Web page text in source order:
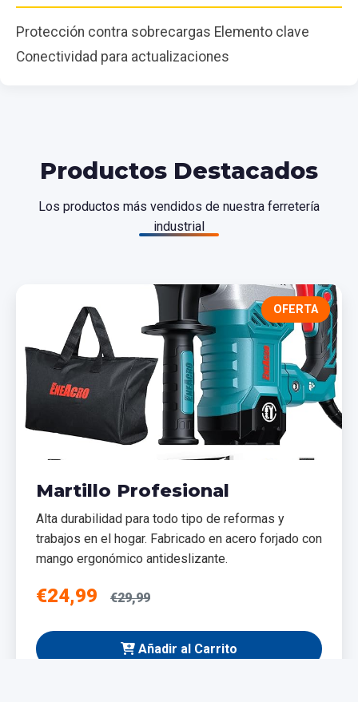
Protección contra sobrecargas Elemento clave
Conectividad para actualizaciones
Productos Destacados
Los productos más vendidos de nuestra ferretería
industrial
OFERTA
Martillo Profesional
Alta durabilidad para todo tipo de reformas y
trabajos en el hogar. Fabricado en acero forjado con
mango ergonómico antideslizante.
€24,99 €29,99
Añadir al Carrito